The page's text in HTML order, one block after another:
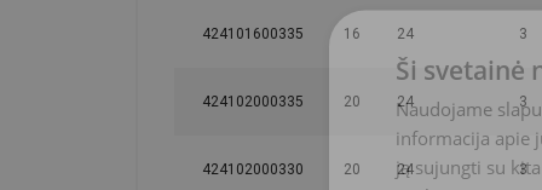
424101600335 16 24 3
424102000335 20 24 3
424102000330 20 24 3
Ši svetainė
Naudojame
informacija apie
ją sujungti su